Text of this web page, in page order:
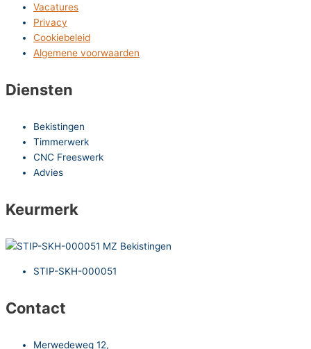
Vacatures
Privacy
Cookiebeleid
Algemene voorwaarden
Diensten
Bekistingen
Timmerwerk
CNC Freeswerk
Advies
Keurmerk
STIP-SKH-000051
Contact
Merwedeweg 12,